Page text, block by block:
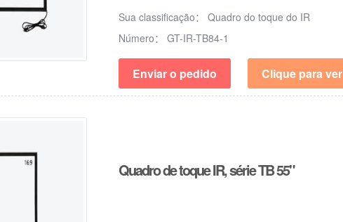
Sua classificação： Quadro do toque do IR
Número： GT-IR-TB84-1
Enviar o pedido Clique para ver
Quadro de toque IR, série TB 55"